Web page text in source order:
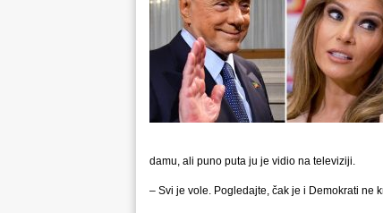
damu, ali puno puta ju je vidio na televiziji.
– Svi je vole. Pogledajte, čak je i Demokrati ne